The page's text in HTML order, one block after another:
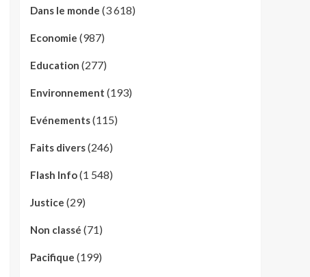
Dans le monde (3 618)
Economie (987)
Education (277)
Environnement (193)
Evénements(115)
Faits divers(246)
Flash Info(1 548)
Justice (29)
Non classé (71)
Pacifique (199)